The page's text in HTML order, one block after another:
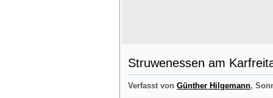
Struwenessen am
Verfasst von Günther Hilgemann,